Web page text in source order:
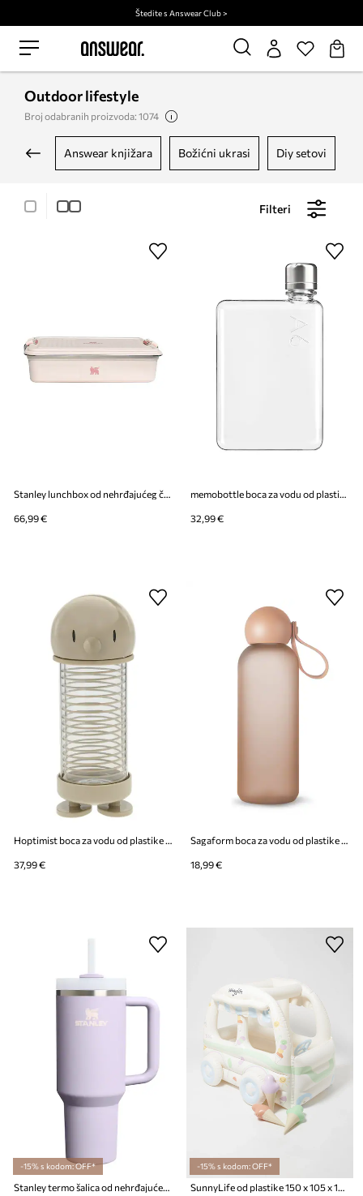
Štedite s Answear Club >
Outdoor lifestyle
Broj odabranih proizvoda: 1074
answear knjižara božićni ukrasi diy setovi
Filteri
Stanley lunchbox od nehrđajućeg čelika 2 L
66,99 €
memobottle boca za vodu od plastike A6
32,99 €
Hoptimist boca za vodu od plastike 400 ml
37,99 €
Sagaform boca za vodu od plastike 650 ml
18,99 €
-15% s kodom: OFF* -15% s kodom: OFF*